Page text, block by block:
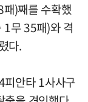
)째를 수확했
1무 35패)와 격
다.
피안타 1사사구